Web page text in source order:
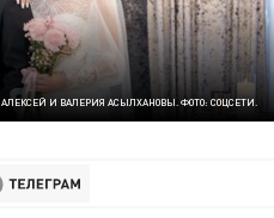
АЛЕКСЕЙ И ВАЛЕРИЯ АСЫЛХАНОВЫ. ФОТО: СОЦСЕТИ.